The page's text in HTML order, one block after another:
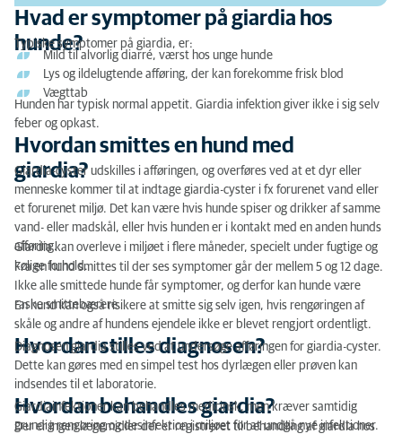
Kan giardia smitte til mennesker?
Hvad er symptomer på giardia hos
hunde?
Typiske symptomer på giardia, er:
Mild til alvorlig diarré, værst hos unge hunde
Lys og ildelugtende afføring, der kan forekomme frisk blod
Vægttab
Hunden har typisk normal appetit. Giardia infektion giver ikke i sig selv
feber og opkast.
Hvordan smittes en hund med
giardia?
Giardia-cyster udskilles i afføringen, og overføres ved at et dyr eller
menneske kommer til at indtage giardia-cyster i fx forurenet vand eller
et forurenet miljø. Det kan være hvis hunde spiser og drikker af samme
vand- eller madskål, eller hvis hunden er i kontakt med en anden hunds
afføring.
Giardia kan overleve i miljøet i flere måneder, specielt under fugtige og
kølige forhold.
Fra en hund smittes til der ses symptomer går der mellem 5 og 12 dage.
Ikke alle smittede hunde får symptomer, og derfor kan hunde være
raske smittebærere.
En hund kan også risikere at smitte sig selv igen, hvis rengøringen af
skåle og andre af hundens ejendele ikke er blevet rengjort ordentligt.
Hvordan stilles diagnosen?
Diagnosen giardia stilles ved at undersøge afføringen for giardia-cyster.
Dette kan gøres med en simpel test hos dyrlægen eller prøven kan
indsendes til et laboratorie.
Hvordan behandles giardia?
Giardiainfektioner kan behandles medicinsk, men kræver samtidig
grundig rengøring og desinfektion i miljøet for at undgå nye infektioner.
Der er ingen lægemidler der er registreret til behandling af giardia hos